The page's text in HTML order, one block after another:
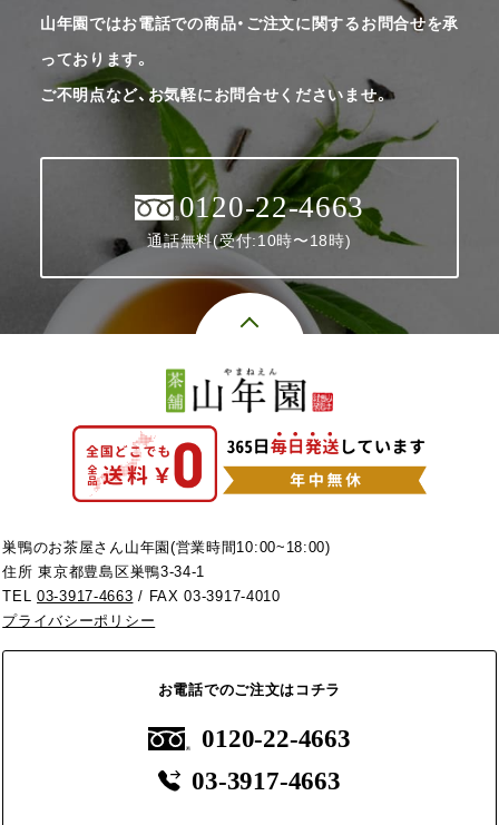
山年園ではお電話での商品・ご注文に関するお問合せを承
っております。
ご不明点など、お気軽にお問合せくださいませ。
0120-22-4663
通話無料(受付:10時〜18時)
巣鴨のお茶屋さん山年園(営業時間10:00~18:00)
住所 東京都豊島区巣鴨3-34-1
TEL03-3917-4663 / FAX 03-3917-4010
プライバシーポリシー
お電話でのご注文はコチラ
0120-22-4663
03-3917-4663